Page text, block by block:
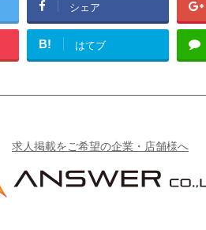
シェア
B! はてブ
求人掲載をご希望の企業・店舗様へ